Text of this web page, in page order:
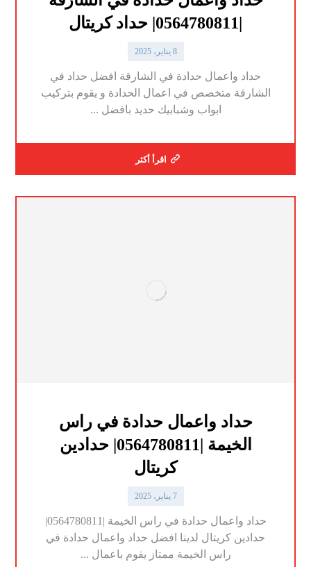
8 يناير، 2025
حداد واعمال حدادة في الشارقة افضل حداد في
الشارقة متخصص في اعمال الحدادة و يقوم بتركيب
ابواب وشبابيك حديد بافضل ...
اقرأ أكثر
حداد واعمال حدادة في راس
الخيمة |0564780811| حدادين
كريتال
7 يناير، 2025
حداد واعمال حدادة في راس الخيمة |0564780811|
حدادين كريتال لدينا افضل حداد واعمال حدادة في
راس الخيمة ممتاز يقوم باعمال ...